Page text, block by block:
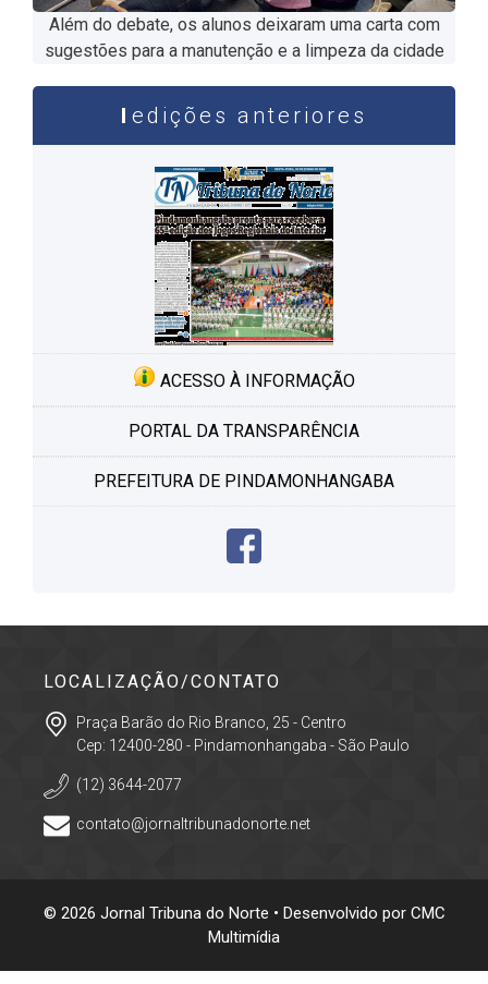
Além do debate, os alunos deixaram uma carta com
sugestões para a manutenção e a limpeza da cidade
edições anteriores
ACESSO À INFORMAÇÃO
PORTAL DA TRANSPARÊNCIA
PREFEITURA DE PINDAMONHANGABA
LOCALIZAÇÃO/CONTATO
Praça Barão do Rio Branco, 25 - Centro
Cep: 12400-280 - Pindamonhangaba - São Paulo
(12) 3644-2077
contato@jornaltribunadonorte.net
© 2026 Jornal Tribuna do Norte • Desenvolvido por CMC
Multimídia